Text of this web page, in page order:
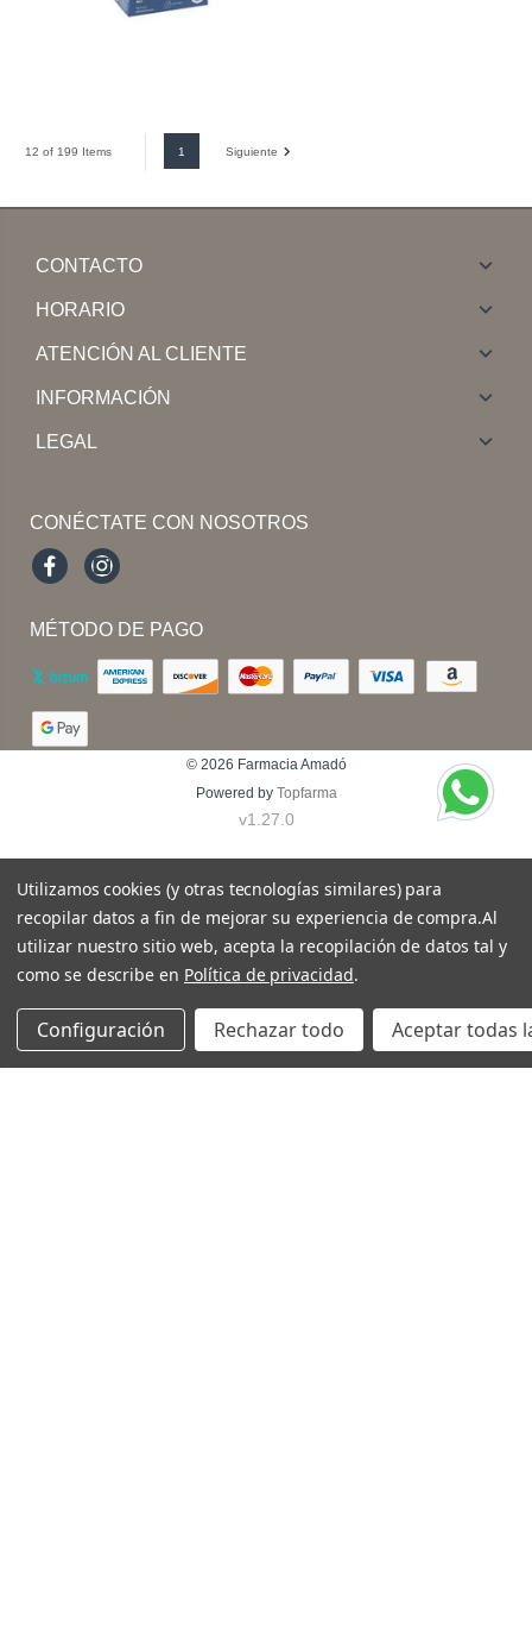
12 of 199 Items 1 Siguiente
CONTACTO
HORARIO
ATENCIÓN AL CLIENTE
INFORMACIÓN
LEGAL
CONÉCTATE CON NOSOTROS
FacebookInstagram
MÉTODO DE PAGO
© 2026 Farmacia Amadó
Powered by Topfarma
v1.27.0
Utilizamos cookies (y otras tecnologías similares) para
recopilar datos a fin de mejorar su experiencia de compra.Al
utilizar nuestro sitio web, acepta la recopilación de datos tal y
como se describe en Política de privacidad.
Configuración Rechazar todo Aceptar todas